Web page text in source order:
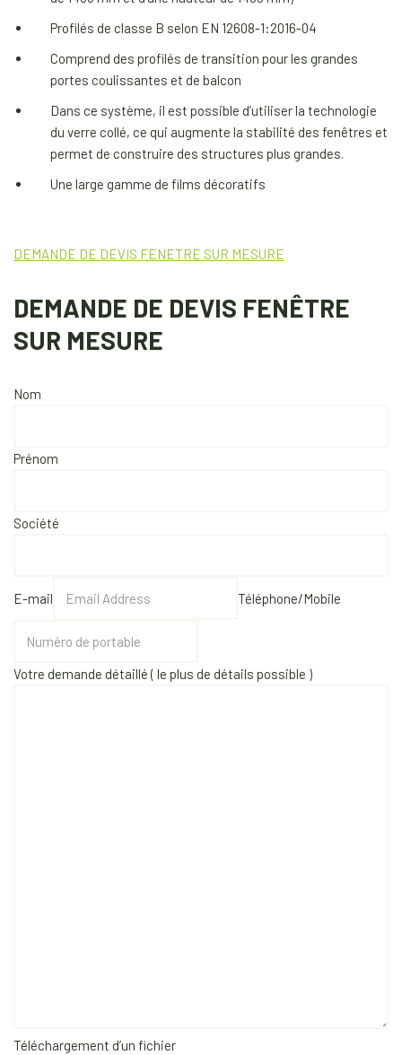
Profilés de classe B selon EN 12608-1:2016-04
Comprend des profilés de transition pour les grandes
portes coulissantes et de balcon
Dans ce système, il est possible d’utiliser la technologie
du verre collé, ce qui augmente la stabilité des fenêtres et
permet de construire des structures plus grandes.
Une large gamme de films décoratifs
DEMANDE DE DEVIS FENETRE SUR MESURE
DEMANDE DE DEVIS FENÊTRE
SUR MESURE
Nom
Prénom
Société
E-mail Téléphone/Mobile
Votre demande détaillé ( le plus de détails possible )
Téléchargement d’un fichier